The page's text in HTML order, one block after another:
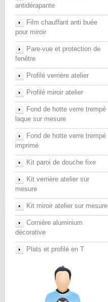
antidérapante
Film chauffant anti buée
pour miroir
Pare-vue et protection de
fenêtre
Profilé verrière atelier
Profilé miroir atelier
Fond de hotte verre trempé
laque sur mesure
Fond de hotte verre trempé
imprimé
Kit paroi de douche fixe
Kit verrière atelier sur
mesure
Kit miroir atelier sur mesure
Cornière aluminium
décorative
Plats et profilé en T